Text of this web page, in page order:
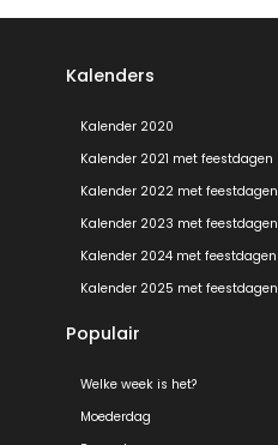
Kalenders
Kalender 2020
Kalender 2021 met feestdagen
Kalender 2022 met feestdagen
Kalender 2023 met feestdagen
Kalender 2024 met feestdagen
Kalender 2025 met feestdagen
Populair
Welke week is het?
Moederdag